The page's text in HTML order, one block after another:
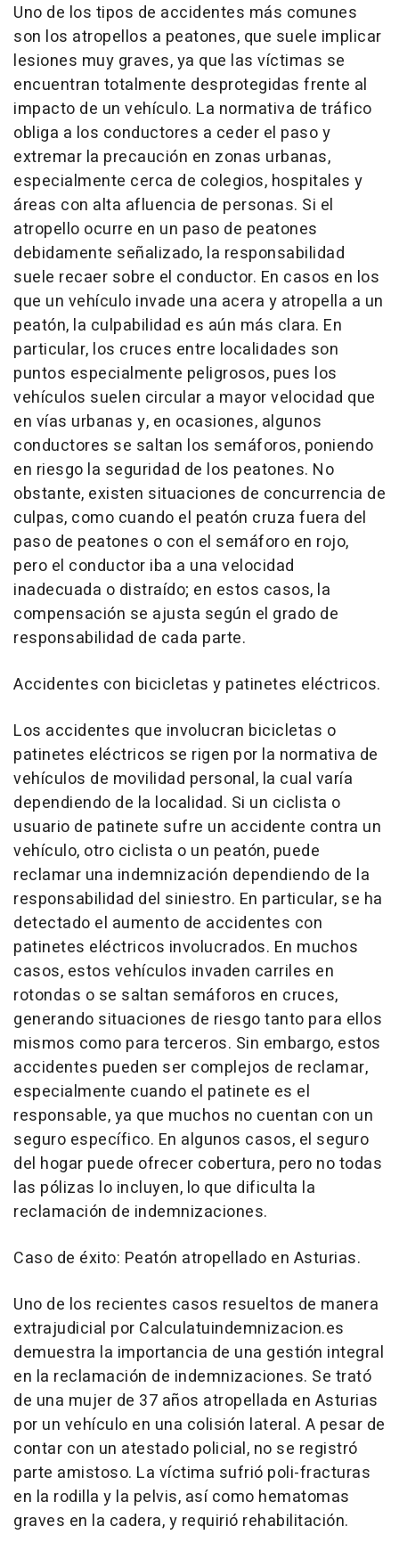
Uno de los tipos de accidentes más comunes
son los atropellos a peatones, que suele implicar
lesiones muy graves, ya que las víctimas se
encuentran totalmente desprotegidas frente al
impacto de un vehículo. La normativa de tráfico
obliga a los conductores a ceder el paso y
extremar la precaución en zonas urbanas,
especialmente cerca de colegios, hospitales y
áreas con alta afluencia de personas. Si el
atropello ocurre en un paso de peatones
debidamente señalizado, la responsabilidad
suele recaer sobre el conductor. En casos en los
que un vehículo invade una acera y atropella a un
peatón, la culpabilidad es aún más clara. En
particular, los cruces entre localidades son
puntos especialmente peligrosos, pues los
vehículos suelen circular a mayor velocidad que
en vías urbanas y, en ocasiones, algunos
conductores se saltan los semáforos, poniendo
en riesgo la seguridad de los peatones. No
obstante, existen situaciones de concurrencia de
culpas, como cuando el peatón cruza fuera del
paso de peatones o con el semáforo en rojo,
pero el conductor iba a una velocidad
inadecuada o distraído; en estos casos, la
compensación se ajusta según el grado de
responsabilidad de cada parte.
Accidentes con bicicletas y patinetes eléctricos.
Los accidentes que involucran bicicletas o
patinetes eléctricos se rigen por la normativa de
vehículos de movilidad personal, la cual varía
dependiendo de la localidad. Si un ciclista o
usuario de patinete sufre un accidente contra un
vehículo, otro ciclista o un peatón, puede
reclamar una indemnización dependiendo de la
responsabilidad del siniestro. En particular, se ha
detectado el aumento de accidentes con
patinetes eléctricos involucrados. En muchos
casos, estos vehículos invaden carriles en
rotondas o se saltan semáforos en cruces,
generando situaciones de riesgo tanto para ellos
mismos como para terceros. Sin embargo, estos
accidentes pueden ser complejos de reclamar,
especialmente cuando el patinete es el
responsable, ya que muchos no cuentan con un
seguro específico. En algunos casos, el seguro
del hogar puede ofrecer cobertura, pero no todas
las pólizas lo incluyen, lo que dificulta la
reclamación de indemnizaciones.
Caso de éxito: Peatón atropellado en Asturias.
Uno de los recientes casos resueltos de manera
extrajudicial por Calculatuindemnizacion.es
demuestra la importancia de una gestión integral
en la reclamación de indemnizaciones. Se trató
de una mujer de 37 años atropellada en Asturias
por un vehículo en una colisión lateral. A pesar de
contar con un atestado policial, no se registró
parte amistoso. La víctima sufrió poli-fracturas
en la rodilla y la pelvis, así como hematomas
graves en la cadera, y requirió rehabilitación.